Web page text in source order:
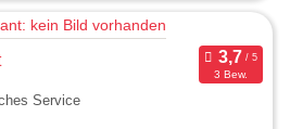
3 Bew.
Service